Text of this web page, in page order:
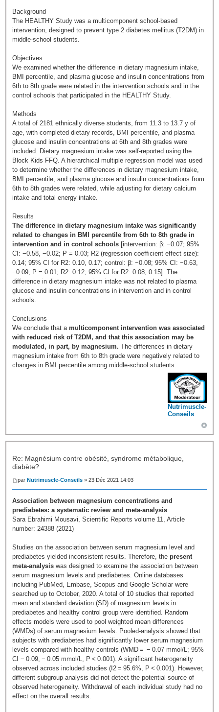
Background
The HEALTHY Study was a multicomponent school-based
intervention, designed to prevent type 2 diabetes mellitus (T2DM) in
middle-school students.
Objectives
We examined whether the difference in dietary magnesium intake,
BMI percentile, and plasma glucose and insulin concentrations from
6th to 8th grade were related in the intervention schools and in the
control schools that participated in the HEALTHY Study.
Methods
A total of 2181 ethnically diverse students, from 11.3 to 13.7 y of
age, with completed dietary records, BMI percentile, and plasma
glucose and insulin concentrations at 6th and 8th grades were
included. Dietary magnesium intake was self-reported using the
Block Kids FFQ. A hierarchical multiple regression model was used
to determine whether the differences in dietary magnesium intake,
BMI percentile, and plasma glucose and insulin concentrations from
6th to 8th grades were related, while adjusting for dietary calcium
intake and total energy intake.
Results
The difference in dietary magnesium intake was significantly
related to changes in BMI percentile from 6th to 8th grade in
intervention and in control schools [intervention: β: −0.07; 95%
CI: −0.58, −0.02; P = 0.03; R2 (regression coefficient effect size):
0.14; 95% CI for R2: 0.10, 0.17; control: β: −0.08; 95% CI: −0.63,
−0.09; P = 0.01; R2: 0.12; 95% CI for R2: 0.08, 0.15]. The
difference in dietary magnesium intake was not related to plasma
glucose and insulin concentrations in intervention and in control
schools.
Conclusions
We conclude that a multicomponent intervention was associated
with reduced risk of T2DM, and that this association may be
modulated, in part, by magnesium. The differences in dietary
magnesium intake from 6th to 8th grade were negatively related to
changes in BMI percentile among middle-school students.
Nutrimuscle-
Conseils
Re: Magnésium contre obésité, syndrome métabolique,
diabète?
parNutrimuscle-Conseils » 23 Déc 2021 14:03
Association between magnesium concentrations and
prediabetes: a systematic review and meta-analysis
Sara Ebrahimi Mousavi, Scientific Reports volume 11, Article
number: 24388 (2021)
Studies on the association between serum magnesium level and
prediabetes yielded inconsistent results. Therefore, thepresent
meta-analysis was designed to examine the association between
serum magnesium levels and prediabetes. Online databases
including PubMed, Embase, Scopus and Google Scholar were
searched up to October, 2020. A total of 10 studies that reported
mean and standard deviation (SD) of magnesium levels in
prediabetes and healthy control group were identified. Random
effects models were used to pool weighted mean differences
(WMDs) of serum magnesium levels. Pooled-analysis showed that
subjects with prediabetes had significantly lower serum magnesium
levels compared with healthy controls (WMD = − 0.07 mmol/L; 95%
CI − 0.09, − 0.05 mmol/L, P < 0.001). A significant heterogeneity
observed across included studies (I2 = 95.6%, P < 0.001). However,
different subgroup analysis did not detect the potential source of
observed heterogeneity. Withdrawal of each individual study had no
effect on the overall results.